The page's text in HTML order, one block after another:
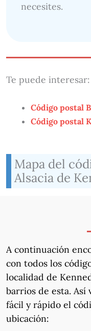
necesites.
Te puede interesar:
Código postal
Código postal
Mapa del
Alsacia de
A continuación
con todos los
localidad de
barrios de esta. Así
fácil y rápido el
ubicación: